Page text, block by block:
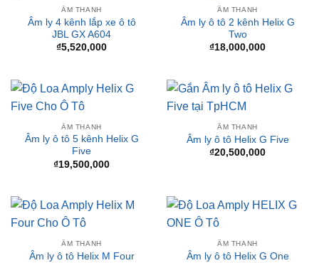
ÂM THANH
Âm ly 4 kênh lắp xe ô tô
JBL GX A604
₫5,520,000
ÂM THANH
Âm ly ô tô 2 kênh Helix G
Two
₫18,000,000
ÂM THANH
Âm ly ô tô 5 kênh Helix G
Five
₫19,500,000
ÂM THANH
Âm ly ô tô Helix G Five
₫20,500,000
ÂM THANH
Âm ly ô tô Helix M Four
ÂM THANH
Âm ly ô tô Helix G One